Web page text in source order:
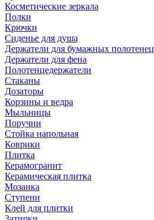
Косметические зеркала
Полки
Крючки
Сиденье для душа
Держатели для бумажных полотенец
Держатели для фена
Полотенцедержатели
Стаканы
Дозаторы
Корзины и ведра
Мыльницы
Поручни
Стойка напольная
Коврики
Плитка
Керамогранит
Керамическая плитка
Мозаика
Ступени
Клей для плитки